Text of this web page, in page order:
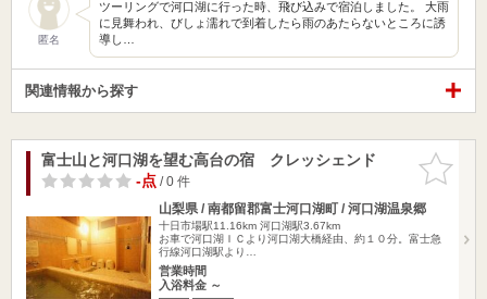
匿名
ツーリングで河口湖に行った時、飛び込みで宿泊しました。 大雨
に見舞われ、びしょ濡れで到着したら雨のあたらないところに誘
導し…
関連情報から探す
お気に入
りに追加
富士山と河口湖を望む高台の宿 クレッシェンド
-点/ 0 件
山梨県 / 南都留郡富士河口湖町 / 河口湖温泉郷
十日市場駅11.16km 河口湖駅3.67km
お車で河口湖ＩＣより河口湖大橋経由、約１０分。富士急
行線河口湖駅より…
営業時間
入浴料金 ～